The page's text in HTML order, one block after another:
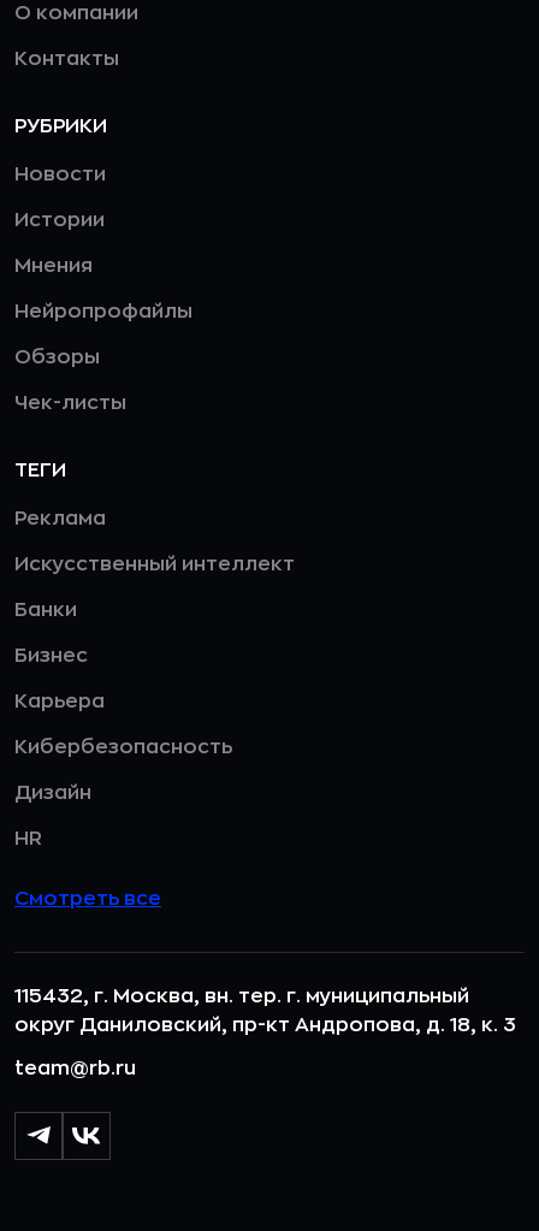
О компании
Контакты
РУБРИКИ
Новости
Истории
Мнения
Нейропрофайлы
Обзоры
Чек-листы
ТЕГИ
Реклама
Искусственный интеллект
Банки
Бизнес
Карьера
Кибербезопасность
Дизайн
HR
Смотреть все
115432, г. Москва, вн. тер. г. муниципальный
округ Даниловский, пр-кт Андропова, д. 18, к. 3
team@rb.ru